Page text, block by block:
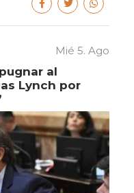
Mié 5. Ago
al
Lynch por